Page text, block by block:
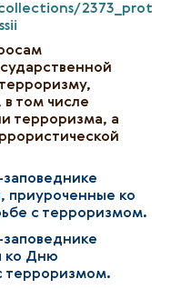
2373_prot
том числе
терроризма, а
приуроченные ко
с терроризмом.
ко Дню
терроризмом.